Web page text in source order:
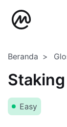
Beranda
Easy